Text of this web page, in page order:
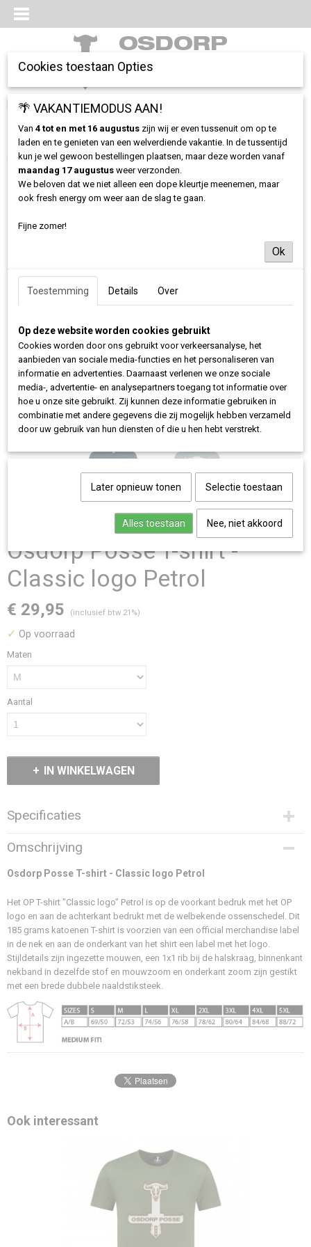
Inloggen Registreren
Home>Kleding>Classics>Osdorp Posse T-shirt - Classic logo Petrol
Osdorp Posse T-shirt -
Classic logo Petrol
€ 29,95 (inclusief btw 21%)
✓ Op voorraad
Maten
Aantal
IN WINKELWAGEN
Specificaties
Productcode
226-760
Stof
Artwork
DTF
Fit
Medium Fit
Stijl
T-shirt
Machine was, 30 graden en binnenste buiten wassen.
Omschrijving
Osdorp Posse T-shirt - Classic logo Petrol
Het OP T-shirt "Classic logo" Petrol is op de voorkant bedruk met het OP
logo en aan de achterkant bedrukt met de welbekende ossenschedel. Dit
185 grams katoenen T-shirt is voorzien van een official merchandise label
in de nek en aan de onderkant van het shirt een label met het logo.
Stijldetails zijn ingezette mouwen, een 1x1 rib bij de halskraag, binnenkant
nekband in dezelfde stof en mouwzoom en onderkant zoom zijn gestikt
met een brede dubbele naaldstiksteek.
Ook interessant
Cookies toestaan Opties
🌴 VAKANTIEMODUS AAN!
Van 4 tot en met 16 augustus zijn wij er even tussenuit om op te
laden en te genieten van een welverdiende vakantie. In de tussentijd
kun je wel gewoon bestellingen plaatsen, maar deze worden vanaf
maandag 17 augustus weer verzonden.
We beloven dat we niet alleen een dope kleurtje meenemen, maar
ook fresh energy om weer aan de slag te gaan.
Fijne zomer!
Ok
Toestemming Details Over
Op deze website worden cookies gebruikt
Cookies worden door ons gebruikt voor verkeersanalyse, het
aanbieden van sociale media-functies en het personaliseren van
informatie en advertenties. Daarnaast verlenen we onze sociale
media-, advertentie- en analysepartners toegang tot informatie over
hoe u onze site gebruikt. Zij kunnen deze informatie gebruiken in
combinatie met andere gegevens die zij mogelijk hebben verzameld
door uw gebruik van hun diensten of die u hen hebt verstrekt.
Later opnieuw tonen Selectie toestaan
Alles toestaan Nee, niet akkoord